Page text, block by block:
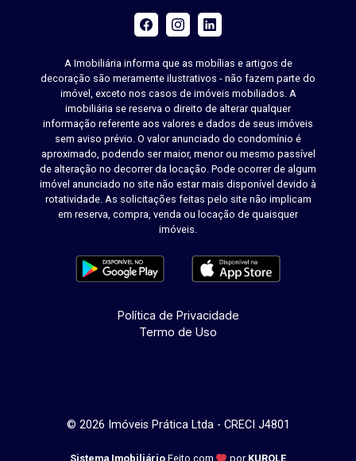
A Imobiliária informa que as mobílias e artigos de
decoração são meramente ilustrativos - não fazem parte do
imóvel, exceto nos casos de imóveis mobiliados. A
imobiliária se reserva o direito de alterar qualquer
informação referente aos valores e dados de seus imóveis
sem aviso prévio. O valor anunciado do condomínio é
aproximado, podendo ser maior, menor ou mesmo passível
de alteração no decorrer da locação. Pode ocorrer de algum
imóvel anunciado no site não estar mais disponível devido à
rotatividade. As solicitações feitas pelo site não implicam
em reserva, compra, venda ou locação de quaisquer
imóveis.
Política de Privacidade
Termo de Uso
© 2026 Imóveis Prática Ltda - CRECI J4801
Sistema Imobiliário Feito com por KUROLE